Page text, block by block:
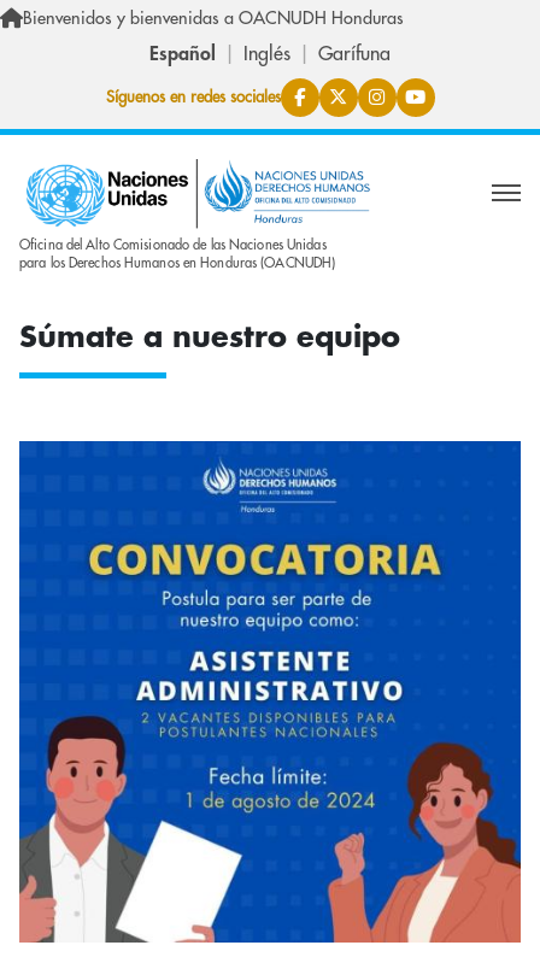
Pasar al contenido principal
Bienvenidos y bienvenidas a OACNUDH Honduras
Español Inglés Garífuna
Síguenos en redes sociales
Oficina del Alto Comisionado de las Naciones Unidas
para los Derechos Humanos en Honduras (OACNUDH)
Súmate a nuestro equipo